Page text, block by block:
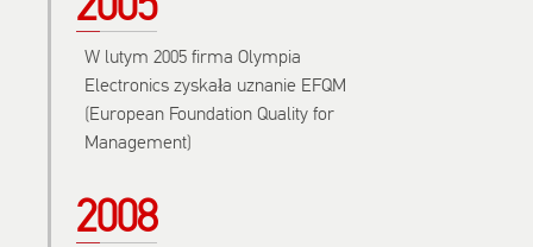
W lutym 2005 firma Olympia
Electronics zyskała uznanie EFQM
(European Foundation Quality for
Management)
2008